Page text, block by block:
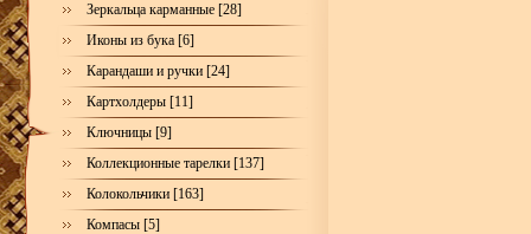
Зеркальца карманные [28]
Иконы из бука [6]
Карандаши и ручки [24]
Картхолдеры [11]
Ключницы [9]
Коллекционные тарелки [137]
Колокольчики [163]
Компасы [5]